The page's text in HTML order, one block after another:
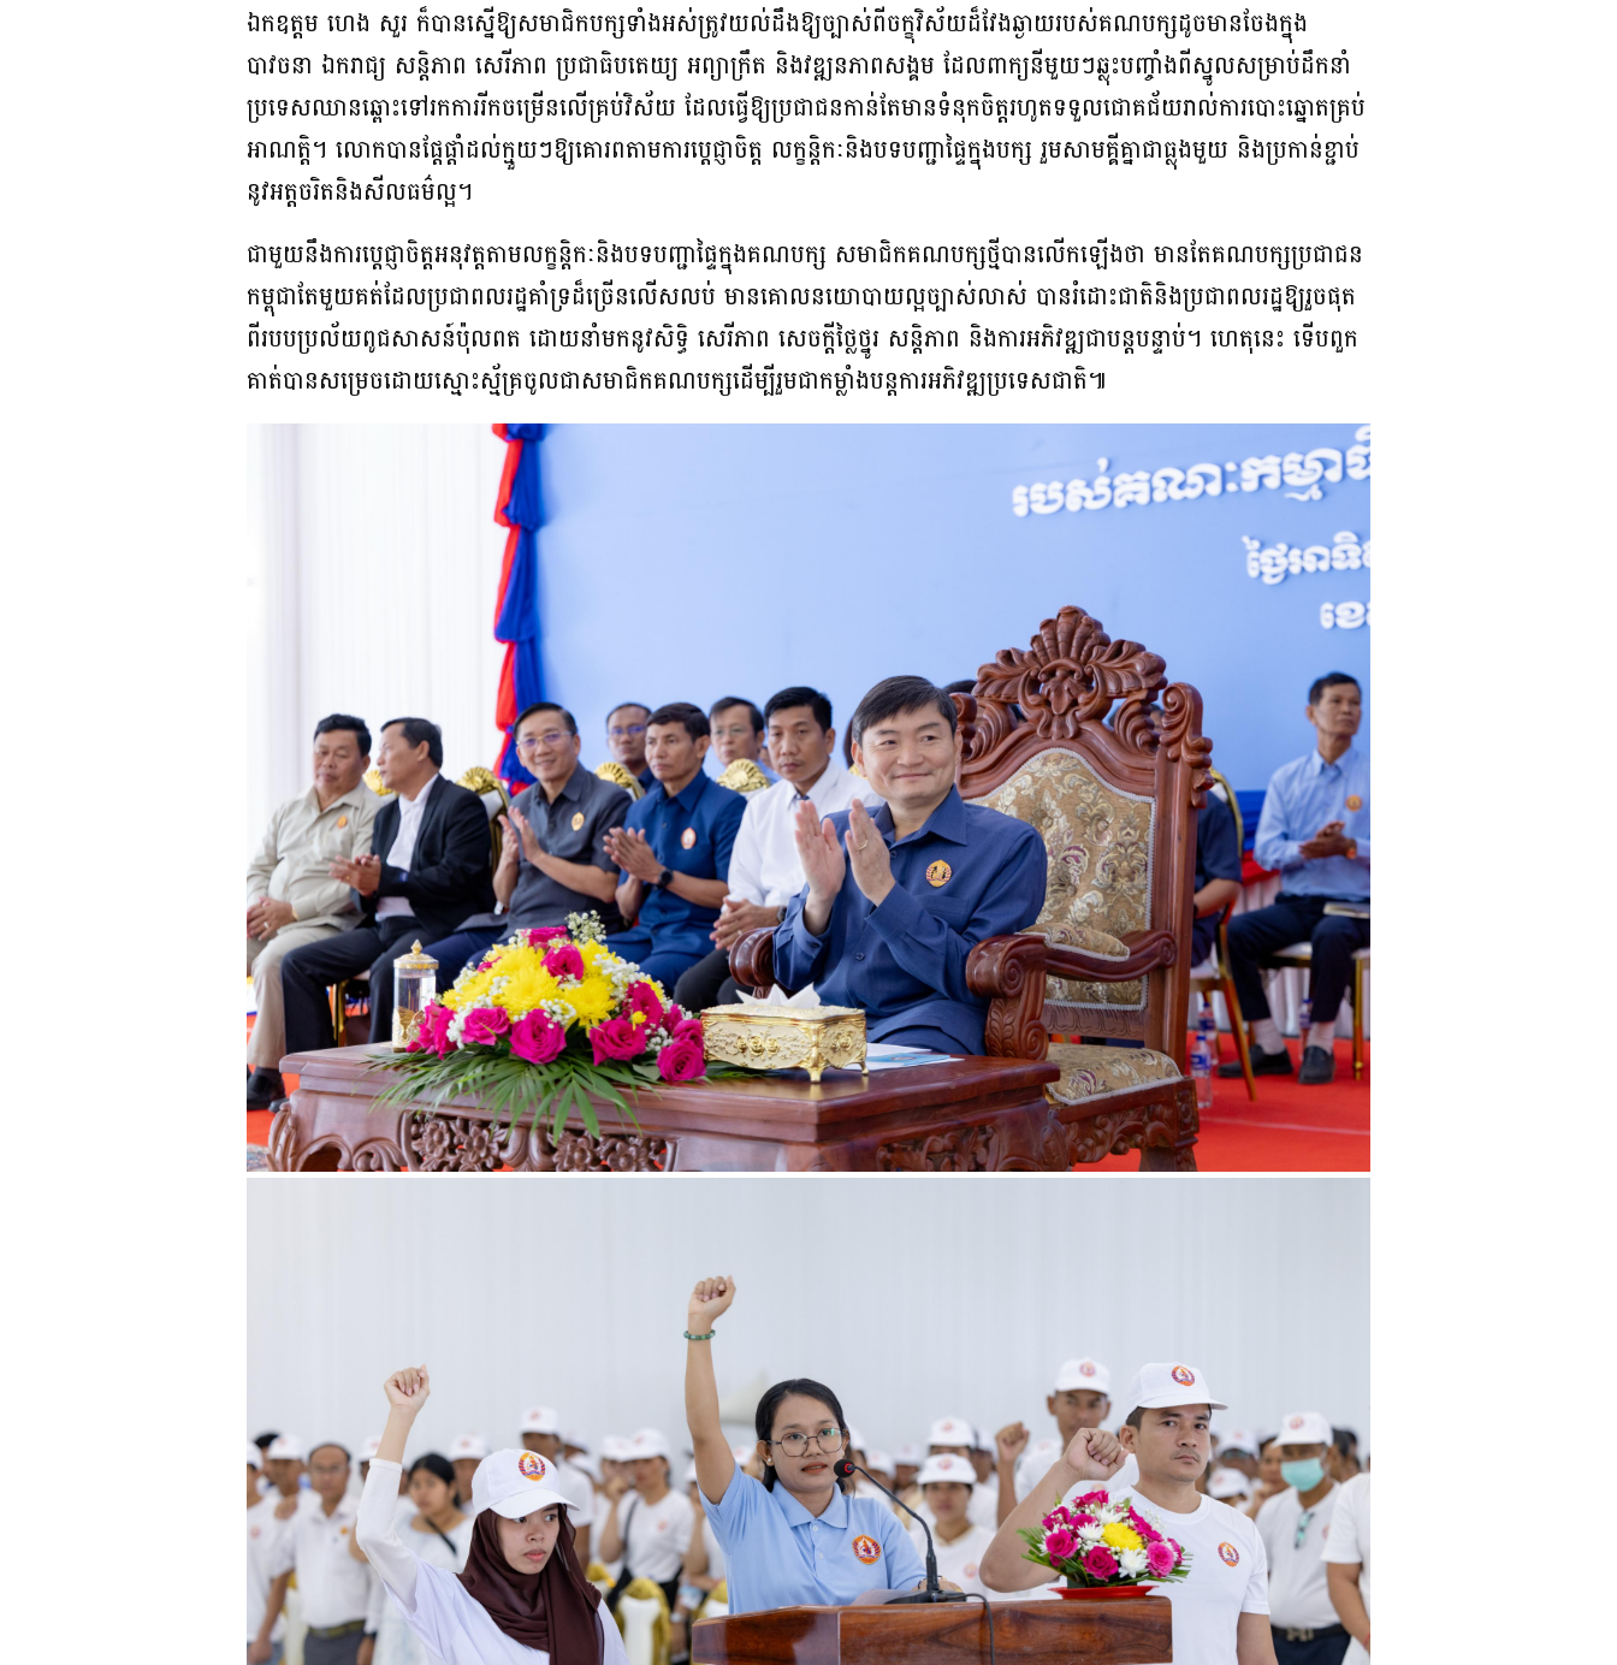
ឯកឧត្តម ហេង សួរ ក៏បានស្នើឱ្យសមាជិកបក្សទាំងអស់ត្រូវយល់ដឹងឱ្យច្បាស់ពីចក្ខុវិស័យដ៏វែងឆ្ងាយរបស់គណបក្សដូចមានចែងក្នុង
បាវចនា ឯករាជ្យ សន្តិភាព សេរីភាព ប្រជាធិបតេយ្យ អព្យាក្រឹត និងវឌ្ឍនភាពសង្គម ដែលពាក្យនីមួយៗឆ្លុះបញ្ចាំងពីស្នូលសម្រាប់ដឹកនាំ
ប្រទេសឈានឆ្ពោះទៅរកការរីកចម្រើនលើគ្រប់វិស័យ ដែលធ្វើឱ្យប្រជាជនកាន់តែមានទំនុកចិត្តរហូតទទួលជោគជ័យរាល់ការបោះឆ្នោតគ្រប់
អាណត្តិ។ លោកបានផ្តែផ្តាំដល់ក្មួយៗឱ្យគោរពតាមការប្តេជ្ញាចិត្ត លក្ខន្តិកៈនិងបទបញ្ជាផ្ទៃក្នុងបក្ស រួមសាមគ្គីគ្នាជាធ្លុងមួយ និងប្រកាន់ខ្ជាប់
នូវអត្តចរិតនិងសីលធម៌ល្អ។
ជាមួយនឹងការប្តេជ្ញាចិត្តអនុវត្តតាមលក្ខន្តិកៈនិងបទបញ្ជាផ្ទៃក្នុងគណបក្ស សមាជិកគណបក្សថ្មីបានលើកឡើងថា មានតែគណបក្សប្រជាជន
កម្ពុជាតែមួយគត់ដែលប្រជាពលរដ្ឋគាំទ្រដ៏ច្រើនលើសលប់ មានគោលនយោបាយល្អច្បាស់លាស់ បានរំដោះជាតិនិងប្រជាពលរដ្ឋឱ្យរួចផុត
ពីរបបប្រល័យពូជសាសន៍ប៉ុលពត ដោយនាំមកនូវសិទ្ធិ សេរីភាព សេចក្តីថ្លៃថ្នូរ សន្តិភាព និងការអភិវឌ្ឍជាបន្តបន្ទាប់។ ហេតុនេះ ទើបពួក
គាត់បានសម្រេចដោយស្មោះស្ម័គ្រចូលជាសមាជិកគណបក្សដើម្បីរួមជាកម្លាំងបន្តការអភិវឌ្ឍប្រទេសជាតិ៕